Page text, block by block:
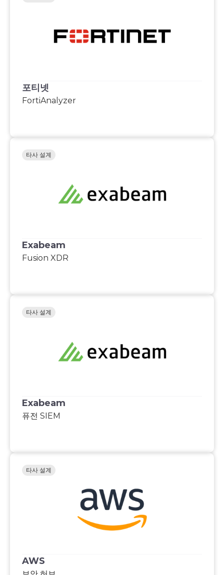
포티넷
FortiAnalyzer
Exabeam
Fusion XDR
타사 설계
Exabeam
퓨전 SIEM
타사 설계
AWS
타사 설계